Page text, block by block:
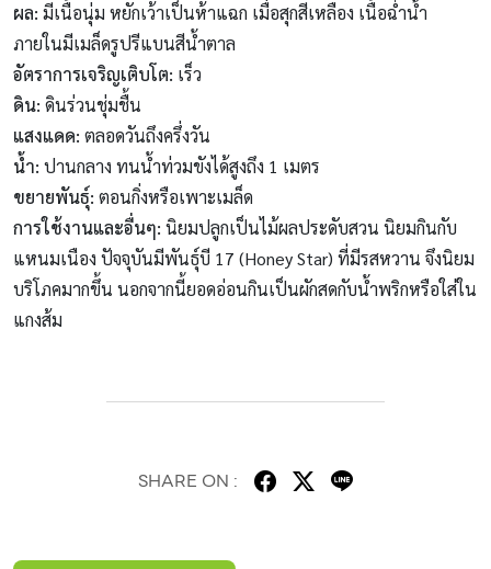
ผล: มีเนื้อนุ่ม หยักเว้าเป็นห้าแฉก เมื่อสุกสีเหลือง เนื้อฉ่ำน้ำ
ภายในมีเมล็ดรูปรีแบนสีน้ำตาล
อัตราการเจริญเติบโต: เร็ว
ดิน: ดินร่วนชุ่มชื้น
แสงแดด: ตลอดวันถึงครึ่งวัน
น้ำ: ปานกลาง ทนน้ำท่วมขังได้สูงถึง 1 เมตร
ขยายพันธุ์: ตอนกิ่งหรือเพาะเมล็ด
การใช้งานและอื่นๆ: นิยมปลูกเป็นไม้ผลประดับสวน นิยมกินกับ
แหนมเนือง ปัจจุบันมีพันธุ์บี 17 (Honey Star) ที่มีรสหวาน จึงนิยม
บริโภคมากขึ้น นอกจากนี้ยอดอ่อนกินเป็นผักสดกับน้ำพริกหรือใส่ใน
แกงส้ม
SHARE ON :